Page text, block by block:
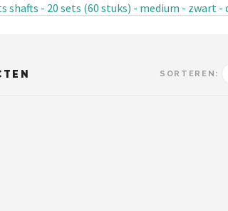
shafts - 20 sets (60 stuks) - medium - zwart -
SORTEREN: